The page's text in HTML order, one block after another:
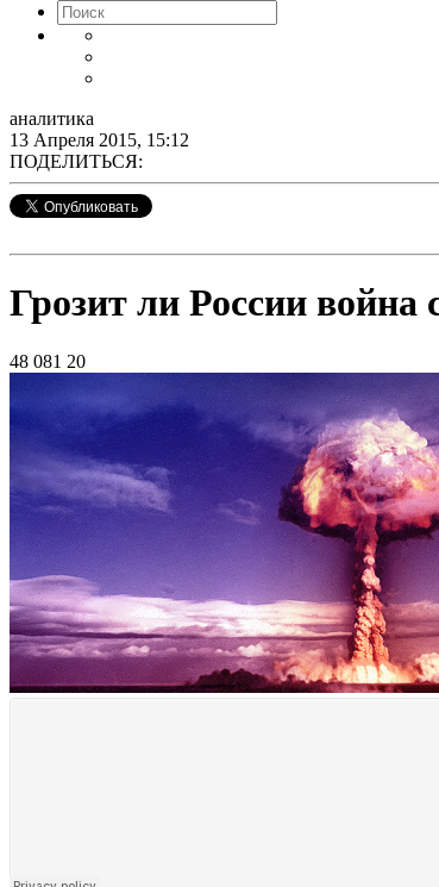
аналитика
13 Апреля 2015, 15:12
ПОДЕЛИТЬСЯ:
Грозит ли России
48 081 20